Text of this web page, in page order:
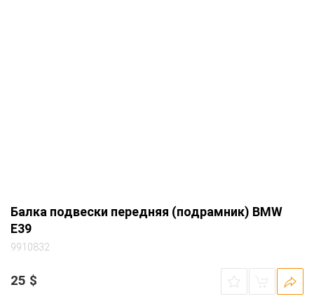
Балка подвески передняя (подрамник) BMW
E39
9910832
25 $